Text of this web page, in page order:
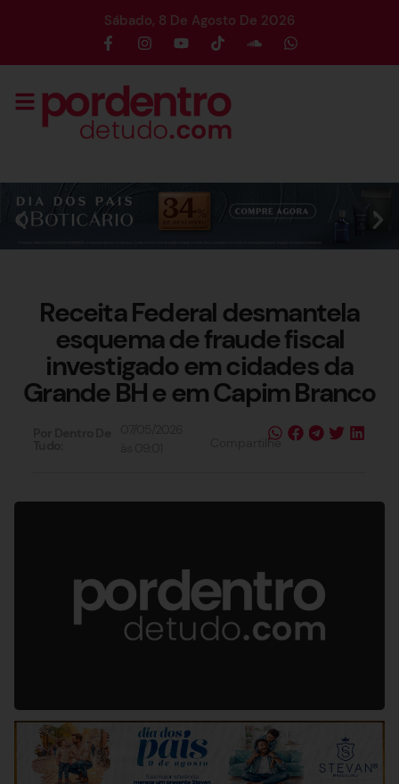
Sábado, 8 De Agosto De 2026
Receita Federal desmantela
esquema de fraude fiscal
investigado em cidades da
Grande BH e em Capim Branco
Compartilhe